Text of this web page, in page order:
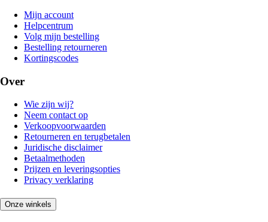
Mijn account
Helpcentrum
Volg mijn bestelling
Bestelling retourneren
Kortingscodes
Over
Wie zijn wij?
Neem contact op
Verkoopvoorwaarden
Retourneren en terugbetalen
Juridische disclaimer
Betaalmethoden
Prijzen en leveringsopties
Privacy verklaring
Onze winkels